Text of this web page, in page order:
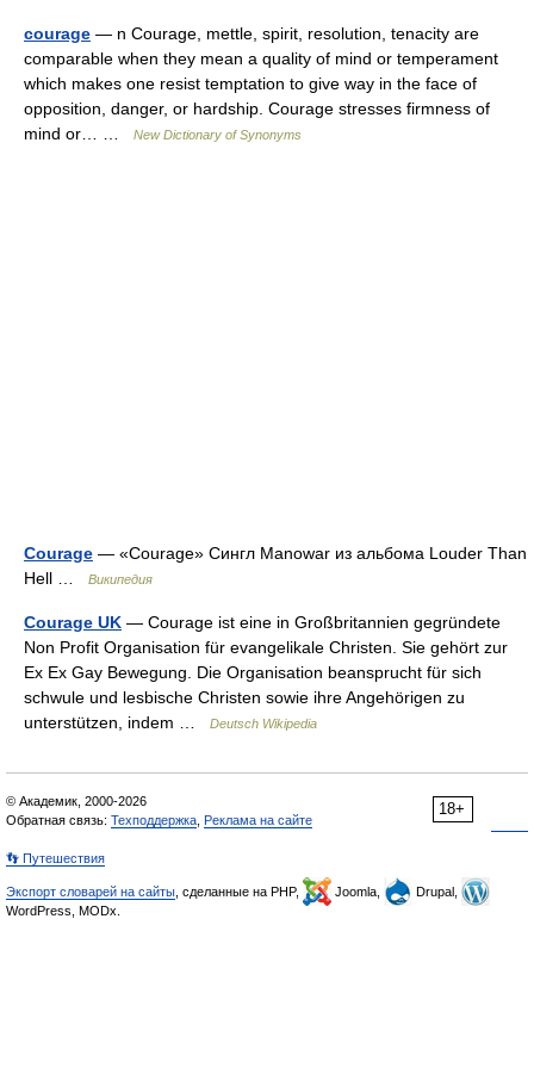
courage — n Courage, mettle, spirit, resolution, tenacity are
comparable when they mean a quality of mind or temperament
which makes one resist temptation to give way in the face of
opposition, danger, or hardship. Courage stresses firmness of
mind or… …
New Dictionary of Synonyms
Courage — «Courage» Сингл Manowar из альбома Louder Than
Hell …
Википедия
Courage UK — Courage ist eine in Großbritannien gegründete
Non Profit Organisation für evangelikale Christen. Sie gehört zur
Ex Ex Gay Bewegung. Die Organisation beansprucht für sich
schwule und lesbische Christen sowie ihre Angehörigen zu
unterstützen, indem …
Deutsch Wikipedia
18+
© Академик, 2000-2026
Обратная связь: Техподдержка Реклама на сайте
👣 Путешествия
Экспорт словарей на сайты , сделанные на PHP, Joomla,
Drupal,
WordPress, MODx.